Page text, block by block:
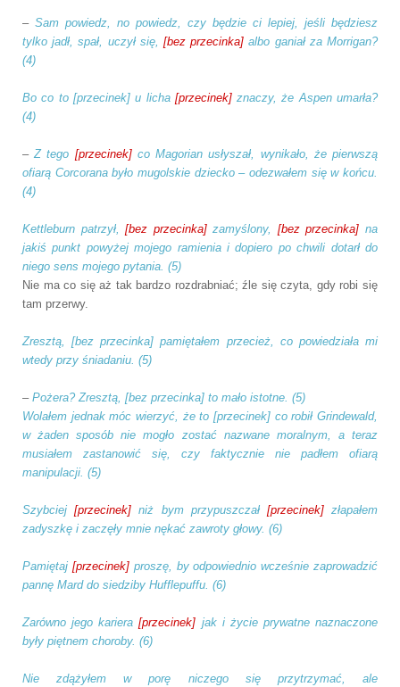
– Sam powiedz, no powiedz, czy będzie ci lepiej, jeśli będziesz
tylko jadł, spał, uczył się, [bez przecinka] albo ganiał za Morrigan?
(4)
Bo co to [przecinek] u licha [przecinek]znaczy, że Aspen umarła?
(4)
–Z tego [przecinek] co Magorian usłyszał, wynikało, że pierwszą
ofiarą Corcorana było mugolskie dziecko – odezwałem się w końcu.
(4)
Kettleburn patrzył,[bez przecinka] zamyślony, [bez przecinka] na
jakiś punkt powyżej mojego ramienia i dopiero po chwili dotarł do
niego sens mojego pytania. (5)
Nie ma co się aż tak bardzo rozdrabniać; źle się czyta, gdy robi się
tam przerwy.
Zresztą, [bez przecinka] pamiętałem przecież, co powiedziała mi
wtedy przy śniadaniu. (5)
– Pożera? Zresztą, [bez przecinka] to mało istotne. (5)
Wolałem jednak móc wierzyć, że to [przecinek] co robił Grindewald,
w żaden sposób nie mogło zostać nazwane moralnym, a teraz
musiałem zastanowić się, czy faktycznie nie padłem ofiarą
manipulacji. (5)
Szybciej[przecinek] niż bym przypuszczał [przecinek] złapałem
zadyszkę i zaczęły mnie nękać zawroty głowy. (6)
Pamiętaj [przecinek] proszę, by odpowiednio wcześnie zaprowadzić
pannę Mard do siedziby Hufflepuffu. (6)
Zarówno jego kariera[przecinek] jak i życie prywatne naznaczone
były piętnem choroby. (6)
Nie zdążyłem w porę niczego się przytrzymać, ale